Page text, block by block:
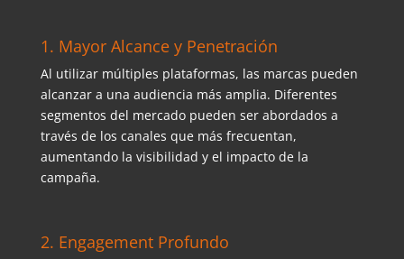
1. Mayor Alcance y Penetración
Al utilizar múltiples plataformas, las marcas pueden
alcanzar a una audiencia más amplia. Diferentes
segmentos del mercado pueden ser abordados a
través de los canales que más frecuentan,
aumentando la visibilidad y el impacto de la
campaña.
2. Engagement Profundo